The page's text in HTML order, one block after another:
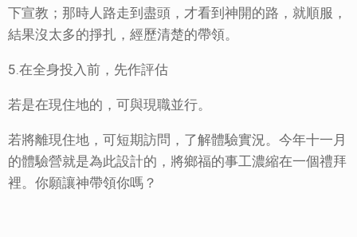
下宣教；那時人路走到盡頭，才看到神開的路，就順服，
結果沒太多的掙扎，經歷清楚的帶領。
5.在全身投入前，先作評估
若是在現住地的，可與現職並行。
若將離現住地，可短期訪問，了解體驗實況。今年十一月
的體驗營就是為此設計的，將鄉福的事工濃縮在一個禮拜
裡。你願讓神帶領你嗎？